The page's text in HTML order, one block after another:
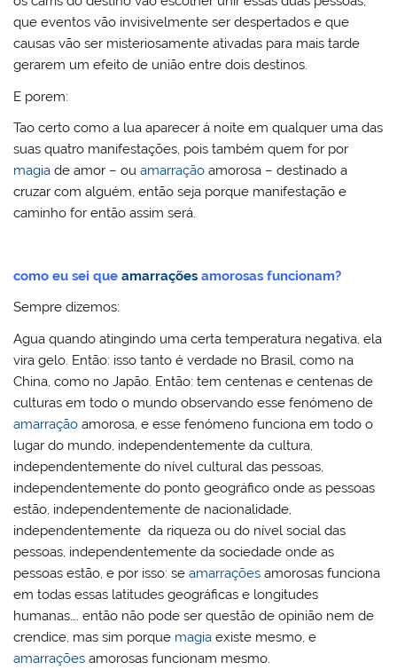
que eventos vão invisivelmente ser despertados e que
causas vão ser misteriosamente ativadas para mais tarde
gerarem um efeito de união entre dois destinos.
E porem:
Tao certo como a lua aparecer á noite em qualquer uma das
suas quatro manifestações, pois também quem for por
magia de amor – ouamarração amorosa – destinado a
cruzar com alguém, então seja porque manifestação e
caminho for então assim será.
como eu sei queamarrações amorosas funcionam?
Sempre dizemos:
Agua quando atingindo uma certa temperatura negativa, ela
vira gelo. Então: isso tanto é verdade no Brasil, como na
China, como no Japão. Então: tem centenas e centenas de
culturas em todo o mundo observando esse fenómeno de
amarração amorosa, e esse fenómeno funciona em todo o
lugar do mundo, independentemente da cultura,
independentemente do nível cultural das pessoas,
independentemente do ponto geográfico onde as pessoas
estão, independentemente de nacionalidade,
independentemente da riqueza ou do nível social das
pessoas, independentemente da sociedade onde as
pessoas estão, e por isso: seamarrações amorosas funciona
em todas essas latitudes geográficas e longitudes
humanas…. então não pode ser questão de opinião nem de
crendice, mas sim porque magia existe mesmo, e
amarrações amorosas funcionam mesmo.